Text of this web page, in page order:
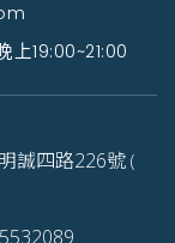
上19:00~21:00
誠四路226號 (